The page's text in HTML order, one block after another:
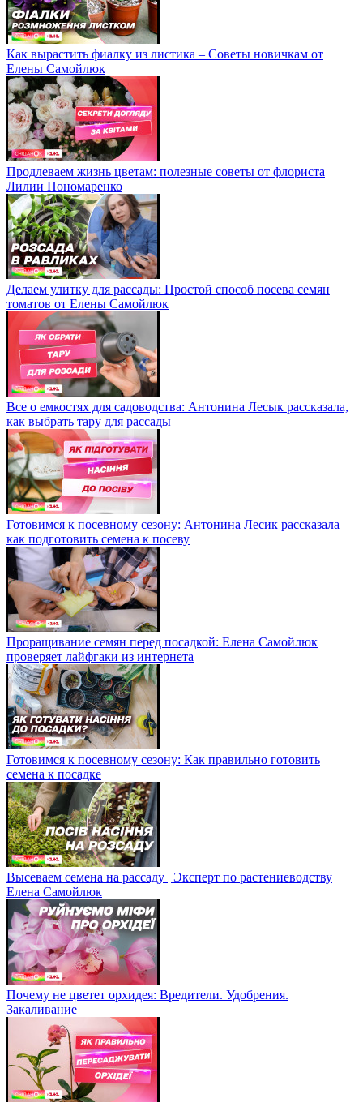
Как вырастить фиалку из листика – Советы новичкам от
Елены Самойлюк
Продлеваем жизнь цветам: полезные советы от флориста
Лилии Пономаренко
Делаем улитку для рассады: Простой способ посева семян
томатов от Елены Самойлюк
Все о емкостях для садоводства: Антонина Лесык рассказала,
как выбрать тару для рассады
Готовимся к посевному сезону: Антонина Лесик рассказала
как подготовить семена к посеву
Проращивание семян перед посадкой: Елена Самойлюк
проверяет лайфгаки из интернета
Готовимся к посевному сезону: Как правильно готовить
семена к посадке
Высеваем семена на рассаду | Эксперт по растениеводству
Елена Самойлюк
Почему не цветет орхидея: Вредители. Удобрения.
Закаливание